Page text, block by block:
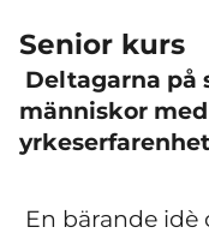
Senior kurs
Deltagarna på
människor
En bärande